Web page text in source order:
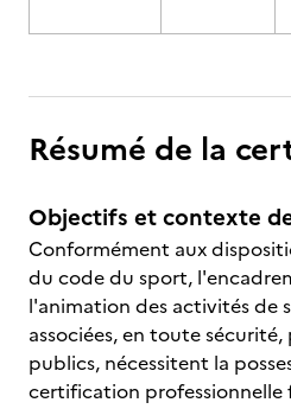
Résumé de la
Objectifs et contexte
Conformément aux
du code du sport,
l'animation des activités de
associées, en toute
publics, nécessitent la
certification professionnelle